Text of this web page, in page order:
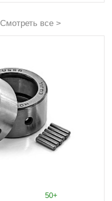
Смотреть все >
50+